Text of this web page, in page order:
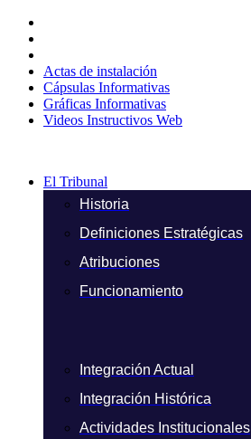
contenido
Actas de instalación
Cápsulas Informativas
Gráficas Informativas
Videos Instructivos Web
El Tribunal
Historia
Definiciones Estratégicas
Atribuciones
Funcionamiento
Integración Actual
Integración Histórica
Actividades Institucionales